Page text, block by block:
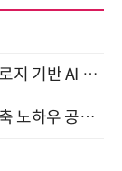
모든 업무 담당자(비개발자)를 위한 온톨로지 기반 AI 지식체계 설계 1-day 워크숍 8월 20일 개최
"AI 핀옵스 시스템과 토큰 관리시스템 구축 노하우 공개" 잠실 한국광고문화회관 2층 대회의실 (8/21)